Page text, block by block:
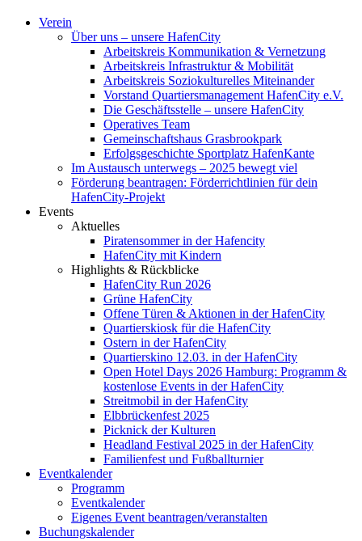
Verein
Über uns – unsere HafenCity
Arbeitskreis Kommunikation & Vernetzung
Arbeitskreis Infrastruktur & Mobilität
Arbeitskreis Soziokulturelles Miteinander
Vorstand Quartiersmanagement HafenCity e.V.
Die Geschäftsstelle – unsere HafenCity
Operatives Team
Gemeinschaftshaus Grasbrookpark
Erfolgsgeschichte Sportplatz HafenKante
Im Austausch unterwegs – 2025 bewegt viel
Förderung beantragen: Förderrichtlinien für dein
HafenCity-Projekt
Events
Aktuelles
Piratensommer in der Hafencity
HafenCity mit Kindern
Highlights & Rückblicke
HafenCity Run 2026
Grüne HafenCity
Offene Türen & Aktionen in der HafenCity
Quartierskiosk für die HafenCity
Ostern in der HafenCity
Quartierskino 12.03. in der HafenCity
Open Hotel Days 2026 Hamburg: Programm &
kostenlose Events in der HafenCity
Streitmobil in der HafenCity
Elbbrückenfest 2025
Picknick der Kulturen
Headland Festival 2025 in der HafenCity
Familienfest und Fußballturnier
Eventkalender
Programm
Eventkalender
Eigenes Event beantragen/veranstalten
Buchungskalender